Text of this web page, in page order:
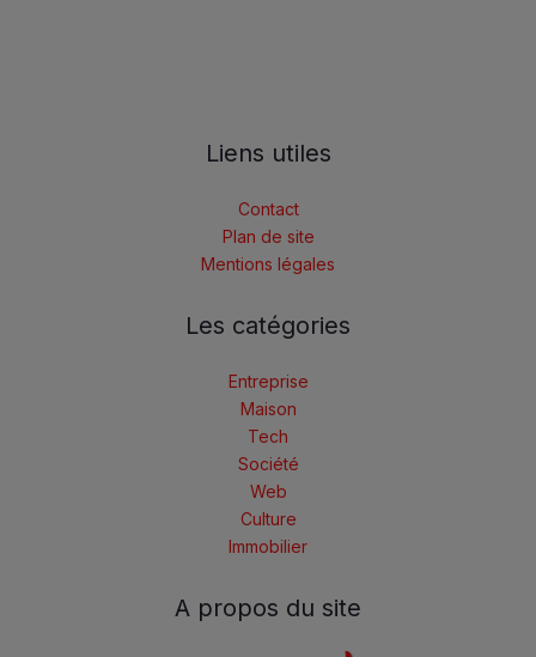
Liens utiles
Contact
Plan de site
Mentions légales
Les catégories
Entreprise
Maison
Tech
Société
Web
Culture
Immobilier
A propos du site